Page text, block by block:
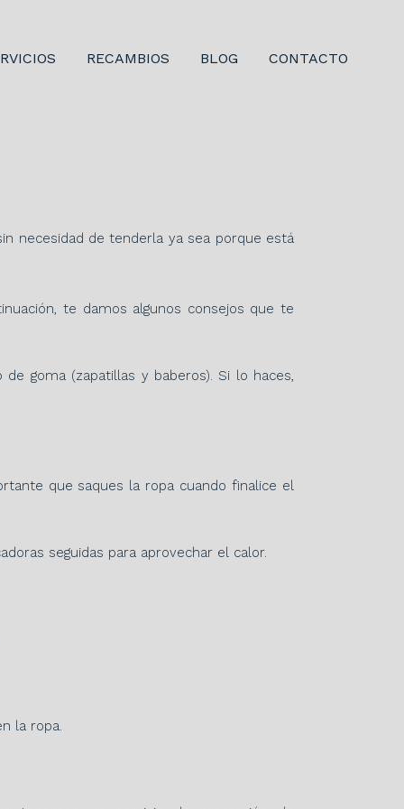
RECAMBIOS BLOG CONTACTO
necesidad de tenderla ya sea porque está
te damos algunos consejos que te
goma (zapatillas y baberos). Si lo haces,
que saques la ropa cuando finalice el
seguidas para aprovechar el calor.
la ropa.